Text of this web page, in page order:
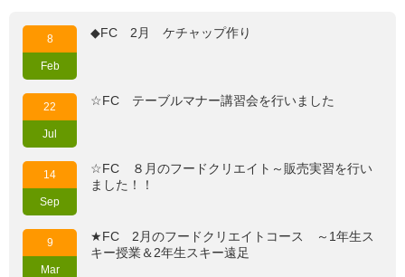
8
Feb
◆FC 2月 ケチャップ作り
22
Jul
☆FC テーブルマナー講習会を行いました
14
Sep
☆FC ８月のフードクリエイト～販売実習を行い
ました！！
9
Mar
★FC 2月のフードクリエイトコース ～1年生ス
キー授業＆2年生スキー遠足